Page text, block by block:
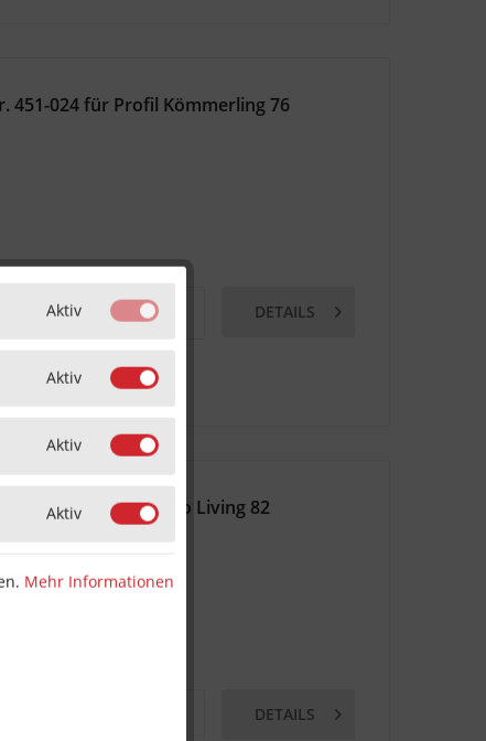
451-024 für Profil Kömmerling 76
MERKEN DETAILS
x 25 x 1,25 Schüco Living 82
DETAILS
Aktiv
Aktiv
Aktiv
Aktiv
Mehr Informationen